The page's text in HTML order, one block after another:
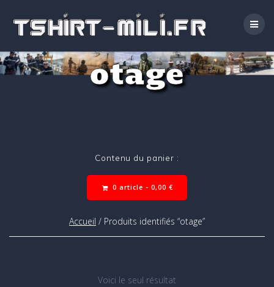
au
contenu
otage
Contenu du panier :
0 article - 0,00 €
Accueil / Produits identifiés “otage”
Voici le seul résultat